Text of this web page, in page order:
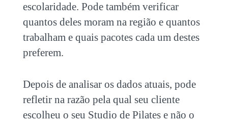
escolaridade. Pode também verificar
quantos deles moram na região e quantos
trabalham e quais pacotes cada um destes
preferem.
Depois de analisar os dados atuais, pode
refletir na razão pela qual seu cliente
escolheu o seu Studio de Pilates e não o